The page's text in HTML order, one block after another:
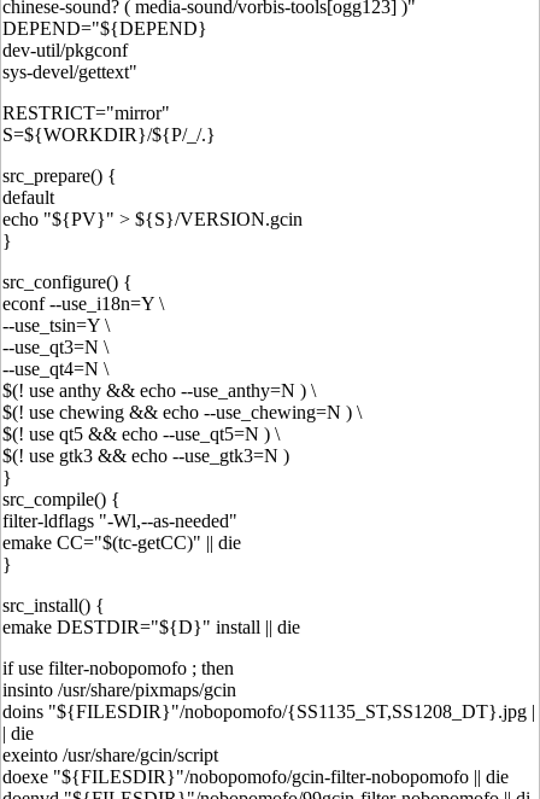
chinese-sound? ( media-sound/vorbis-tools[ogg123] )"
DEPEND="${DEPEND}
dev-util/pkgconf
sys-devel/gettext"
RESTRICT="mirror"
S=${WORKDIR}/${P/_/.}
src_prepare() {
default
echo "${PV}" > ${S}/VERSION.gcin
}
src_configure() {
econf --use_i18n=Y \
--use_tsin=Y \
--use_qt3=N \
--use_qt4=N \
$(! use anthy && echo --use_anthy=N ) \
$(! use chewing && echo --use_chewing=N ) \
$(! use qt5 && echo --use_qt5=N ) \
$(! use gtk3 && echo --use_gtk3=N )
}
src_compile() {
filter-ldflags "-Wl,--as-needed"
emake CC="$(tc-getCC)" || die
}
src_install() {
emake DESTDIR="${D}" install || die
if use filter-nobopomofo ; then
insinto /usr/share/pixmaps/gcin
doins "${FILESDIR}"/nobopomofo/{SS1135_ST,SS1208_DT}.jpg |
| die
exeinto /usr/share/gcin/script
doexe "${FILESDIR}"/nobopomofo/gcin-filter-nobopomofo || die